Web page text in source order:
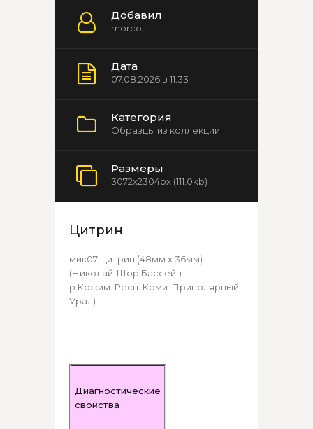
Добавил
morcot
Дата
07.08.2026 в 11:33
Категория
Образцы из коллекции
Размеры
3072x2304px (111.0kb)
Цитрин
мик07 Цитрин (48мм х 36мм).
(Николай-Шор.Бассейн
р.Кожим. Респ. Коми. Приполярный
Урал)
Диагностические
свойства